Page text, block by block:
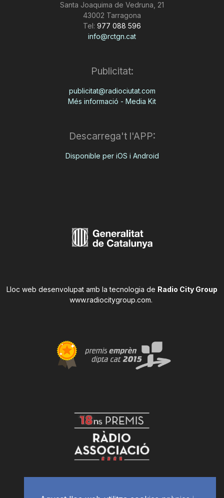
Santa Joaquima de Vedruna, 21
43002 Tarragona
Tel: 977 088 596
info@rctgn.cat
Publicitat:
publicitat@radiociutat.com
Més informació - Media Kit
Descarrega't l'APP:
Disponible per iOS i Android
Lloc web desenvolupat amb la tecnologia de Radio City Group
www.radiocitygroup.com.